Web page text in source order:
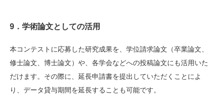
9．学術論文としての活用
本コンテストに応募した研究成果を、学位請求論文（卒業論文、
修士論文、博士論文）や、各学会などへの投稿論文にも活用いた
だけます。その際に、延長申請書を提出していただくことによ
り、データ貸与期間を延長することも可能です。